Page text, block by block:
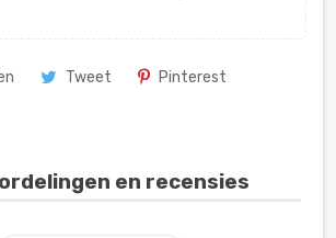
Tweet Pinterest
en recensies